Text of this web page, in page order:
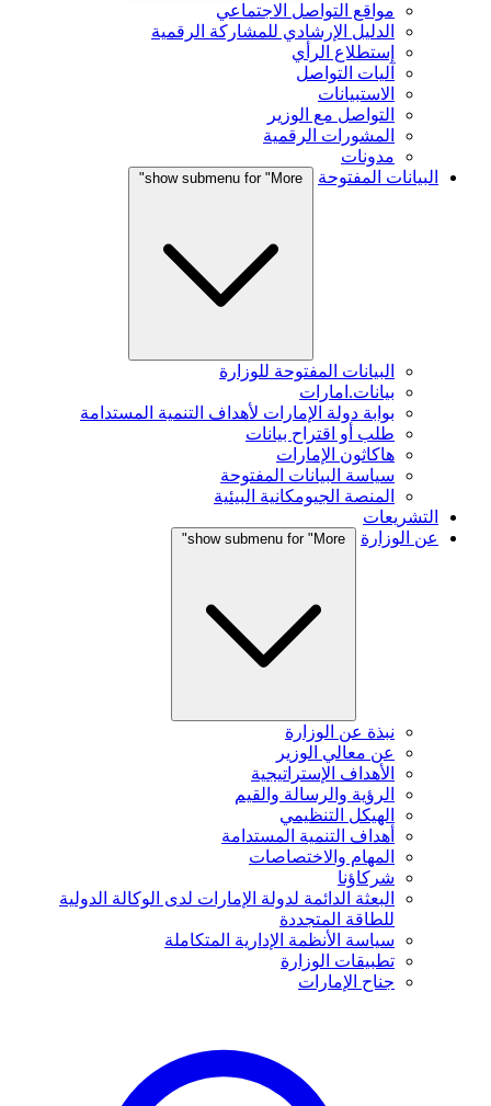
مواقع التواصل الاجتماعي
الدليل الإرشادي للمشاركة الرقمية
إستطلاع الرأي
آليات التواصل
الاستبيانات
التواصل مع الوزير
المشورات الرقمية
مدونات
البيانات المفتوحة
show submenu for "More"
البيانات المفتوحة للوزارة
بيانات.امارات
بوابة دولة الإمارات لأهداف التنمية المستدامة
طلب أو اقتراح بيانات
هاكاثون الإمارات
سياسة البيانات المفتوحة
المنصة الجيومكانية البيئية
التشريعات
عن الوزارة
show submenu for "More"
نبذة عن الوزارة
عن معالي الوزير
الأهداف الإستراتيجية
الرؤية والرسالة والقيم
الهيكل التنظيمي
أهداف التنمية المستدامة
المهام والاختصاصات
شركاؤنا
البعثة الدائمة لدولة الإمارات لدى الوكالة الدولية
للطاقة المتجددة
سياسة الأنظمة الإدارية المتكاملة
تطبيقات الوزارة
جناح الإمارات